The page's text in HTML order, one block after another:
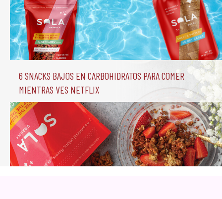
6 Snacks Bajos en Carbohidratos para comer
mientras ves Netflix